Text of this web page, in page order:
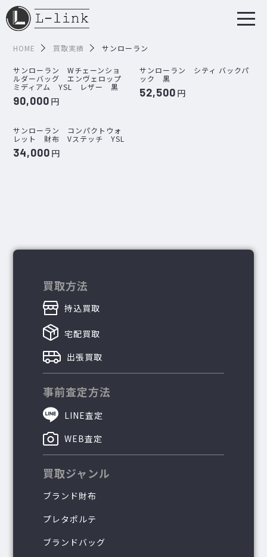
HOME 買取実績 サンローラン
買取方法
持込買取
宅配買取
出張買取
事前査定方法
LINE査定
WEB査定
買取ジャンル
ブランド財布
プレタポルテ
ブランドバッグ
サンローラン Wチェーンショ
ルダーバッグ エンヴェロップ
ミディアム YSL レザー 黒
90,000 円
サンローラン シティ バックパ
ック 黒
52,500 円
サンローラン コンパクトウォ
レット 財布 Vステッチ YSL
34,000 円